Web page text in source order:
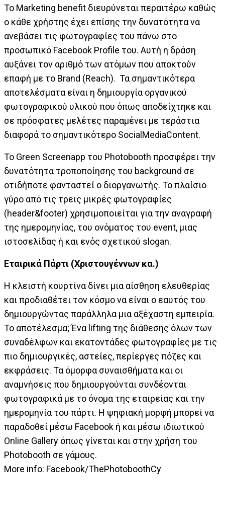
Το Marketing benefit διευρύνεται περαιτέρω καθώς
ο κάθε χρήστης έχει επίσης την δυνατότητα να
ανεβάσει τις φωτογραφίες του πάνω στο
προσωπικό Facebook Profile του. Αυτή η δράση
αυξάνει τον αριθμό των ατόμων που αποκτούν
επαφή με το Brand (Reach). Τα σημαντικότερα
αποτελέσματα είναι η δημιουργία οργανικού
φωτογραφικού υλικού που όπως αποδείχτηκε και
σε πρόσφατες μελέτες παραμένει με τεράστια
διαφορά το σημαντικότερο SocialMediaContent.
To Green Screenapp του Photobooth προσφέρει την
δυνατότητα τροποποίησης του background σε
οτιδήποτε φανταστεί ο διοργανωτής. Το πλαίσιο
γύρο από τις τρεις μικρές φωτογραφίες
(header&footer) χρησιμοποιείται για την αναγραφή
της ημερομηνίας, του ονόματος του event, μιας
ιστοσελίδας ή και ενός σχετικού slogan.
Εταιρικά Πάρτι (Χριστουγέννων κα.)
Η κλειστή κουρτίνα δίνει μια αίσθηση ελευθερίας
και προδιαθέτει τον κόσμο να είναι ο εαυτός του
δημιουργώντας παράλληλα μια αξέχαστη εμπειρία.
Το αποτέλεσμα; Ένα lifting της διάθεσης όλων των
συναδέλφων και εκατοντάδες φωτογραφίες με τις
πιο δημιουργικές, αστείες, περίεργες πόζες και
εκφράσεις. Τα όμορφα συναισθήματα και οι
αναμνήσεις που δημιουργούνται συνδέονται
φωτογραφικά με το όνομα της εταιρείας και την
ημερομηνία του πάρτι. Η ψηφιακή μορφή μπορεί να
παραδοθεί μέσω Facebook ή και μέσω ιδιωτικού
Online Gallery όπως γίνεται και στην χρήση του
Photobooth σε γάμους.
More info: Facebook/ThePhotoboothCy